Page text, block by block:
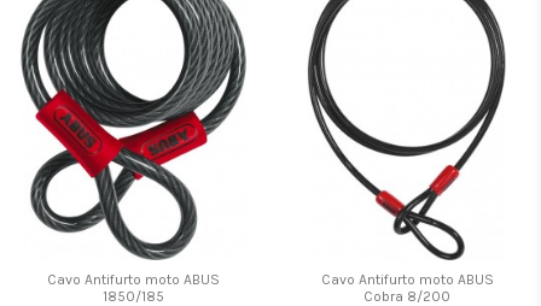
Cavo Antifurto moto ABUS
1850/185
Cavo Antifurto moto ABUS
Cobra 8/200